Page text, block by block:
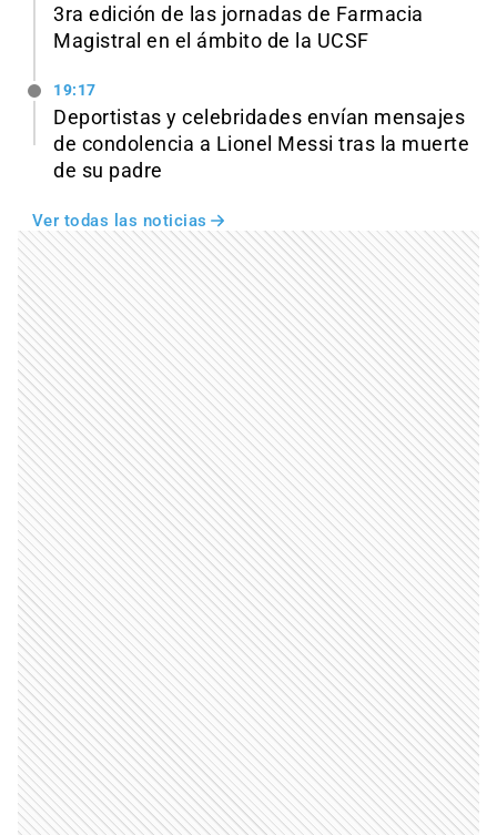
3ra edición de las jornadas de Farmacia
Magistral en el ámbito de la UCSF
19:17
Deportistas y celebridades envían mensajes
de condolencia a Lionel Messi tras la muerte
de su padre
Ver todas las noticias